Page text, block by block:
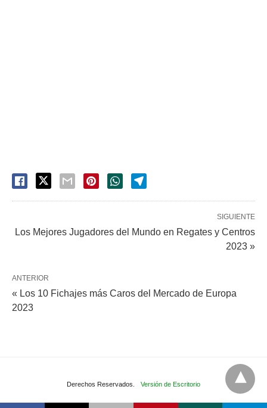
SIGUIENTE
Los Mejores Jugadores del Mundo en Regates y Centros
2023 »
ANTERIOR
« Los 10 Fichajes más Caros del Mercado de Europa
2023
Derechos Reservados. Versión de Escritorio